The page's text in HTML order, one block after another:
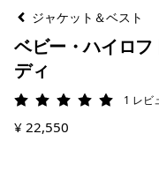
ジャケット＆ベスト
ベビー・ハイロ
ディ
評価: 5 / 5 1 レビ
¥ 22,550